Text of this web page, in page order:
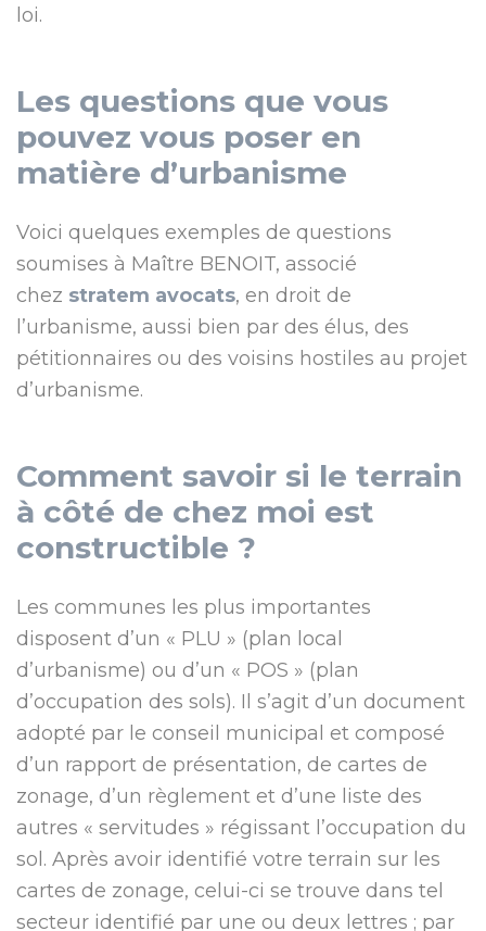
loi.
Les questions que vous
pouvez vous poser en
matière d’urbanisme
Voici quelques exemples de questions
soumises à Maître BENOIT, associé
chez stratem avocats, en droit de
l’urbanisme, aussi bien par des élus, des
pétitionnaires ou des voisins hostiles au projet
d’urbanisme.
Comment savoir si le terrain
à côté de chez moi est
constructible ?
Les communes les plus importantes
disposent d’un « PLU » (plan local
d’urbanisme) ou d’un « POS » (plan
d’occupation des sols). Il s’agit d’un document
adopté par le conseil municipal et composé
d’un rapport de présentation, de cartes de
zonage, d’un règlement et d’une liste des
autres « servitudes » régissant l’occupation du
sol. Après avoir identifié votre terrain sur les
cartes de zonage, celui-ci se trouve dans tel
secteur identifié par une ou deux lettres ; par